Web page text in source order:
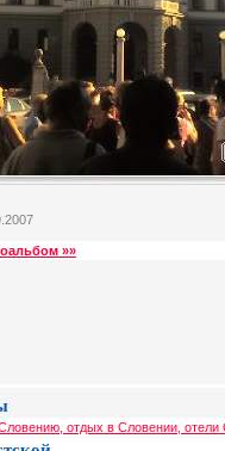
»»
отдых в Словении,